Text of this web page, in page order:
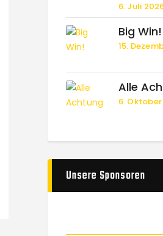
6. Juli
Big Win!
15.
Alle
6.
Unsere Sponsoren